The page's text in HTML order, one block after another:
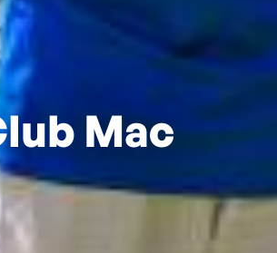
Mac